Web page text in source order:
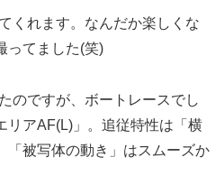
くれます。なんだか楽しくな
ってました(笑)
のですが、ボートレースでし
リアAF(L)」。追従特性は「横
「被写体の動き」はスムーズか